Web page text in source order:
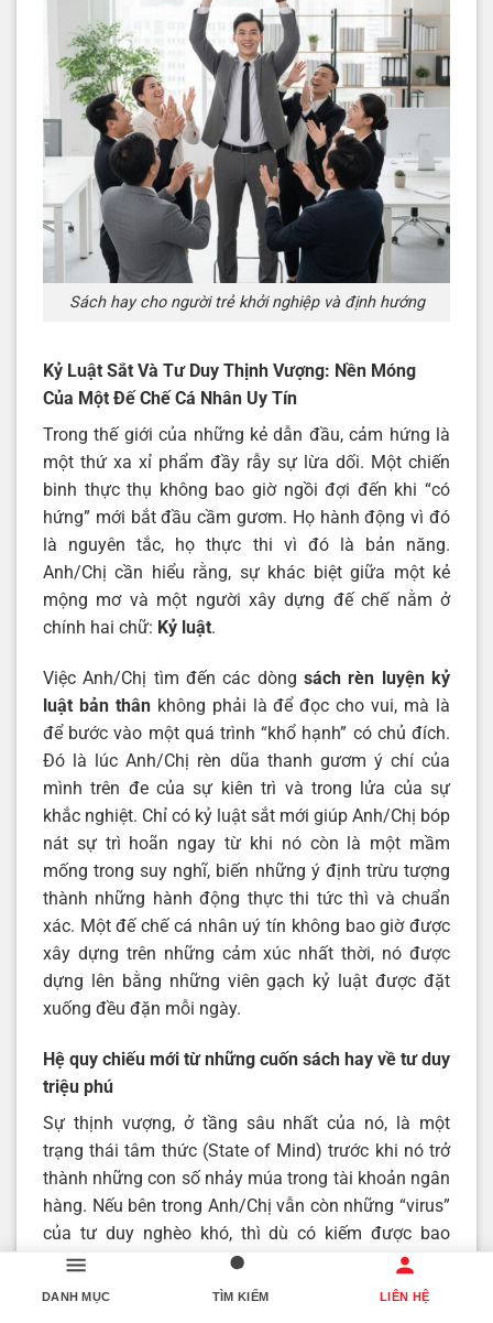
Sách hay cho người trẻ khởi nghiệp và định hướng
Kỷ Luật Sắt Và Tư Duy Thịnh Vượng: Nền Móng
Của Một Đế Chế Cá Nhân Uy Tín
Trong thế giới của những kẻ dẫn đầu, cảm hứng là
một thứ xa xỉ phẩm đầy rẫy sự lừa dối. Một chiến
binh thực thụ không bao giờ ngồi đợi đến khi “có
hứng” mới bắt đầu cầm gươm. Họ hành động vì đó
là nguyên tắc, họ thực thi vì đó là bản năng.
Anh/Chị cần hiểu rằng, sự khác biệt giữa một kẻ
mộng mơ và một người xây dựng đế chế nằm ở
chính hai chữ: Kỷ luật.
Việc Anh/Chị tìm đến các dòng sách rèn luyện kỷ
luật bản thânkhông phải là để đọc cho vui, mà là
để bước vào một quá trình “khổ hạnh” có chủ đích.
Đó là lúc Anh/Chị rèn dũa thanh gươm ý chí của
mình trên đe của sự kiên trì và trong lửa của sự
khắc nghiệt. Chỉ có kỷ luật sắt mới giúp Anh/Chị bóp
nát sự trì hoãn ngay từ khi nó còn là một mầm
mống trong suy nghĩ, biến những ý định trừu tượng
thành những hành động thực thi tức thì và chuẩn
xác. Một đế chế cá nhân uý tín không bao giờ được
xây dựng trên những cảm xúc nhất thời, nó được
dựng lên bằng những viên gạch kỷ luật được đặt
xuống đều đặn mỗi ngày.
Hệ quy chiếu mới từ những cuốn sách hay về tư duy
triệu phú
Sự thịnh vượng, ở tầng sâu nhất của nó, là một
trạng thái tâm thức (State of Mind) trước khi nó trở
thành những con số nhảy múa trong tài khoản ngân
hàng. Nếu bên trong Anh/Chị vẫn còn những “virus”
của tư duy nghèo khó, thì dù có kiếm được bao
nhiêu tiền, chúng cũng sẽ sớm rời bỏ Anh/Chị theo
cách này hay cách khác.
DANH MỤC TÌM KIẾM LIÊN HỆ